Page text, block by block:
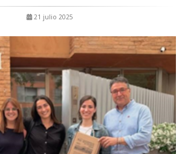
21 julio 2025